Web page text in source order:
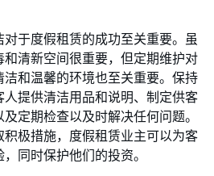
于度假租赁的成功至关重要。虽
清新空间很重要，但定期维护对
和温馨的环境也至关重要。保持
提供清洁用品和说明、制定供客
定期检查以及时解决任何问题。
极措施，度假租赁业主可以为客
同时保护他们的投资。